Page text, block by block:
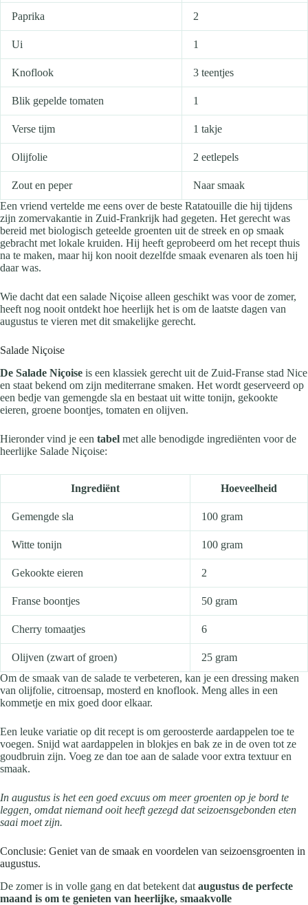
Paprika 2
Ui 1
Knoflook 3 teentjes
Blik gepelde tomaten 1
Verse tijm 1 takje
Olijfolie 2 eetlepels
Zout en peper
Naar smaak
Een vriend vertelde me eens over de beste Ratatouille die hij tijdens
zijn zomervakantie in Zuid-Frankrijk had gegeten. Het gerecht was
bereid met biologisch geteelde groenten uit de streek en op smaak
gebracht met lokale kruiden. Hij heeft geprobeerd om het recept thuis
na te maken, maar hij kon nooit dezelfde smaak evenaren als toen hij
daar was.
Wie dacht dat een salade Niçoise alleen geschikt was voor de zomer,
heeft nog nooit ontdekt hoe heerlijk het is om de laatste dagen van
augustus te vieren met dit smakelijke gerecht.
Salade Niçoise
De Salade Niçoise is een klassiek gerecht uit de Zuid-Franse stad Nice
en staat bekend om zijn mediterrane smaken. Het wordt geserveerd op
een bedje van gemengde sla en bestaat uit witte tonijn, gekookte
eieren, groene boontjes, tomaten en olijven.
Hieronder vind je een tabel met alle benodigde ingrediënten voor de
heerlijke Salade Niçoise:
Ingrediënt Hoeveelheid
Gemengde sla 100 gram
Witte tonijn 100 gram
Gekookte eieren 2
Franse boontjes 50 gram
Cherry tomaatjes 6
Olijven (zwart of groen)
25 gram
Om de smaak van de salade te verbeteren, kan je een dressing maken
van olijfolie, citroensap, mosterd en knoflook. Meng alles in een
kommetje en mix goed door elkaar.
Een leuke variatie op dit recept is om geroosterde aardappelen toe te
voegen. Snijd wat aardappelen in blokjes en bak ze in de oven tot ze
goudbruin zijn. Voeg ze dan toe aan de salade voor extra textuur en
smaak.
In augustus is het een goed excuus om meer groenten op je bord te
leggen, omdat niemand ooit heeft gezegd dat seizoensgebonden eten
saai moet zijn.
Conclusie: Geniet van de smaak en voordelen van seizoensgroenten in
augustus.
De zomer is in volle gang en dat betekent dat augustus de perfecte
maand is om te genieten van heerlijke, smaakvolle